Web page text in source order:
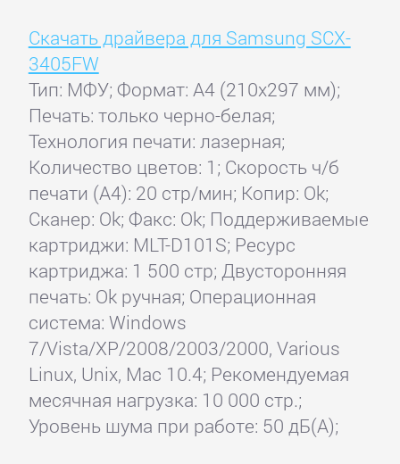
Скачать драйвера для Samsung SCX-
3405FW
Тип: МФУ; Формат: A4 (210x297 мм);
Печать: только черно-белая;
Технология печати: лазерная;
Количество цветов: 1; Скорость ч/б
печати (А4): 20 стр/мин; Копир: Ok;
Сканер: Ok; Факс: Ok; Поддерживаемые
картриджи: MLT-D101S; Ресурс
картриджа: 1 500 стр; Двусторонняя
печать: Ok ручная; Операционная
система: Windows
7/Vista/XP/2008/2003/2000, Various
Linux, Unix, Mac 10.4; Рекомендуемая
месячная нагрузка: 10 000 стр.;
Уровень шума при работе: 50 дБ(А);